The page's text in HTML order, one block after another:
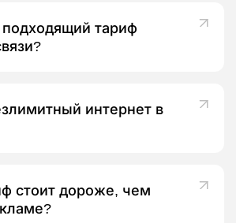
тариф
интернет в
стоит дороже, чем